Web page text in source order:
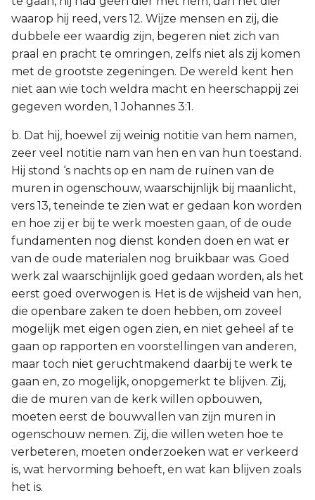
waarop hij reed, vers 12. Wijze mensen en zij, die
dubbele eer waardig zijn, begeren niet zich van
praal en pracht te omringen, zelfs niet als zij komen
met de grootste zegeningen. De wereld kent hen
niet aan wie toch weldra macht en heerschappij zei
gegeven worden, 1 Johannes 3:1.
b. Dat hij, hoewel zij weinig notitie van hem namen,
zeer veel notitie nam van hen en van hun toestand.
Hij stond ‘s nachts op en nam de ruïnen van de
muren in ogenschouw, waarschijnlijk bij maanlicht,
vers 13, teneinde te zien wat er gedaan kon worden
en hoe zij er bij te werk moesten gaan, of de oude
fundamenten nog dienst konden doen en wat er
van de oude materialen nog bruikbaar was. Goed
werk zal waarschijnlijk goed gedaan worden, als het
eerst goed overwogen is. Het is de wijsheid van hen,
die openbare zaken te doen hebben, om zoveel
mogelijk met eigen ogen zien, en niet geheel af te
gaan op rapporten en voorstellingen van anderen,
maar toch niet geruchtmakend daarbij te werk te
gaan en, zo mogelijk, onopgemerkt te blijven. Zij,
die de muren van de kerk willen opbouwen,
moeten eerst de bouwvallen van zijn muren in
ogenschouw nemen. Zij, die willen weten hoe te
verbeteren, moeten onderzoeken wat er verkeerd
is, wat hervorming behoeft, en wat kan blijven zoals
het is.